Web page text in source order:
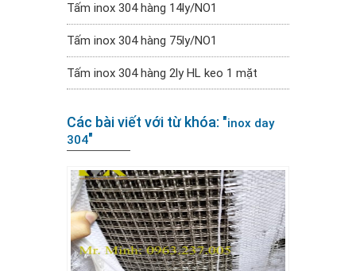
Tấm inox 304 hàng 14ly/NO1
Tấm inox 304 hàng 75ly/NO1
Tấm inox 304 hàng 2ly HL keo 1 mặt
Các bài viết với từ khóa: "inox day
304"